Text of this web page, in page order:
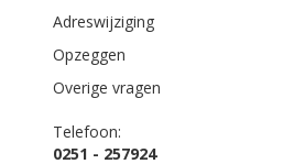
Adreswijziging
Opzeggen
Overige vragen
Telefoon:
0251 - 257924